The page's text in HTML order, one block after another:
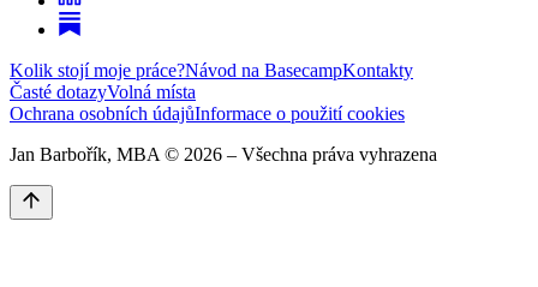
Kolik stojí moje práce?Návod na BasecampKontakty
Časté dotazyVolná místa
Ochrana osobních údajůInformace o použití cookies
Jan Barbořík, MBA © 2026 – Všechna práva vyhrazena